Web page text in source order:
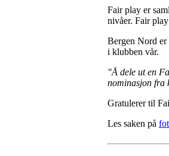
Fair play er
nivåer. Fair
Bergen Nord er
i klubben vår.
"Å dele ut en
nominasjon fra
Gratulerer til
Les saken på